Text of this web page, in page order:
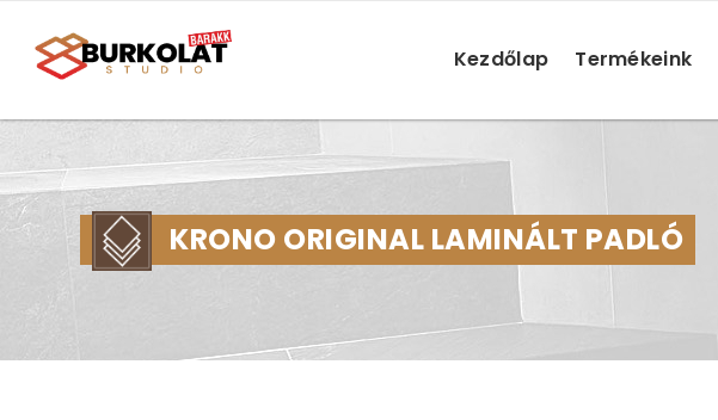
Kezdőlap Termékeink
KRONO ORIGINAL LAMINÁLT PADLÓ